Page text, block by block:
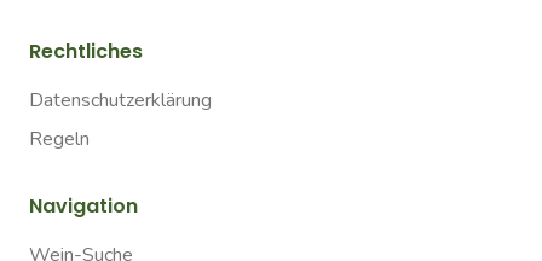
Rechtliches
Datenschutzerklärung
Regeln
Navigation
Wein-Suche